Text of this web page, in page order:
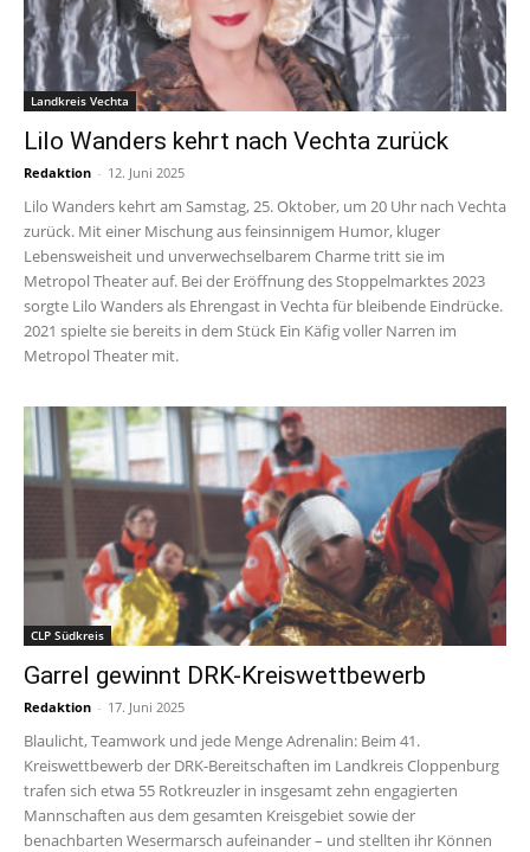
Landkreis Vechta
Lilo Wanders kehrt nach Vechta zurück
Redaktion - 12. Juni 2025
Lilo Wanders kehrt am Samstag, 25. Oktober, um 20 Uhr nach Vechta
zurück. Mit einer Mischung aus feinsinnigem Humor, kluger
Lebensweisheit und unverwechselbarem Charme tritt sie im
Metropol Theater auf. Bei der Eröffnung des Stoppelmarktes 2023
sorgte Lilo Wanders als Ehrengast in Vechta für bleibende Eindrücke.
2021 spielte sie bereits in dem Stück Ein Käfig voller Narren im
Metropol Theater mit.
CLP Südkreis
Garrel gewinnt DRK-Kreiswettbewerb
Redaktion - 17. Juni 2025
Blaulicht, Teamwork und jede Menge Adrenalin: Beim 41.
Kreiswettbewerb der DRK-Bereitschaften im Landkreis Cloppenburg
trafen sich etwa 55 Rotkreuzler in insgesamt zehn engagierten
Mannschaften aus dem gesamten Kreisgebiet sowie der
benachbarten Wesermarsch aufeinander – und stellten ihr Können